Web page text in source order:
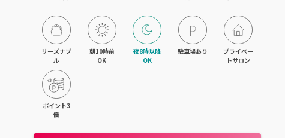
リーズナブ
ル
朝10時前
OK
夜8時以降
OK
駐車場あり
プライベー
トサロン
ポイント3
倍